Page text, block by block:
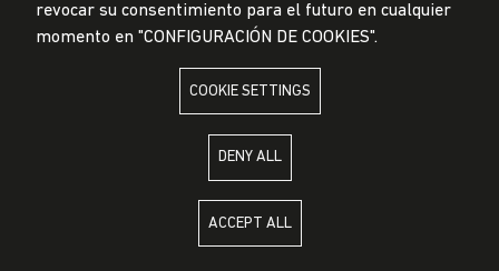
UNIVERSIDAD DE LIMA IS AFFILIATED WITH
revocar su consentimiento para el futuro en cualquier
momento en "CONFIGURACIÓN DE COOKIES".
COOKIE SETTINGS
DENY ALL
ACCEPT ALL